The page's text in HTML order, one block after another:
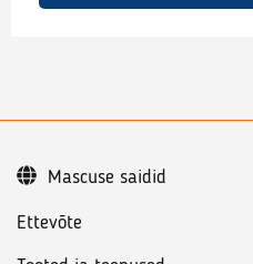
Ettevõte
Mascuse saidid